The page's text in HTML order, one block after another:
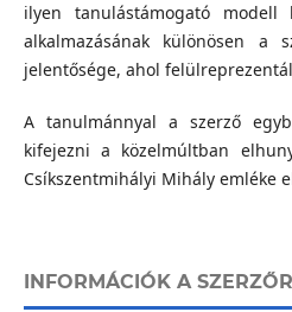
ilyen tanulástámogató modell
alkalmazásának különösen a
jelentősége, ahol
A tanulmánnyal a szerző
kifejezni a közelmúltban
Csíkszentmihályi Mihály emléke
INFORMÁCIÓK A